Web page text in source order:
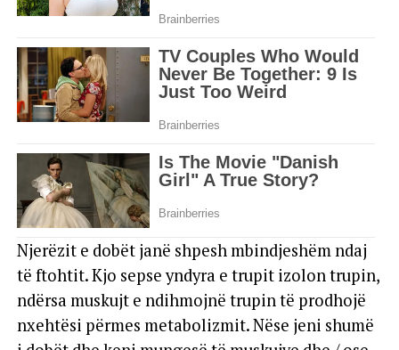
Njerëzit e dobët janë shpesh mbindjeshëm ndaj
të ftohtit. Kjo sepse yndyra e trupit izolon trupin,
ndërsa muskujt e ndihmojnë trupin të prodhojë
nxehtësi përmes metabolizmit. Nëse jeni shumë